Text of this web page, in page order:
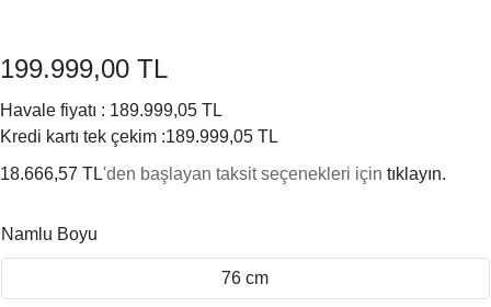
199.999,00 TL
Havale fiyatı : 189.999,05 TL
Kredi kartı tek çekim :189.999,05 TL
18.666,57 TL'den başlayan taksit seçenekleri için tıklayın.
Namlu Boyu
76 cm